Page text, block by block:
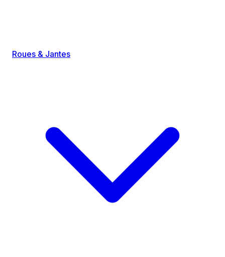
Roues & Jantes